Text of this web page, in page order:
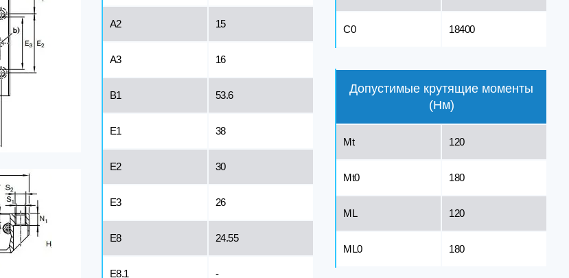
A2 15
A3 16
B1 53.6
E1 38
E2 30
E3 26
E8 24.55
E8.1 -
C0 18400
Допустимые крутящие моменты
(Нм)
Mt 120
Mt0 180
ML 120
ML0 180